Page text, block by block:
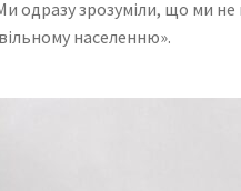
одразу зрозуміли, що ми
населенню».